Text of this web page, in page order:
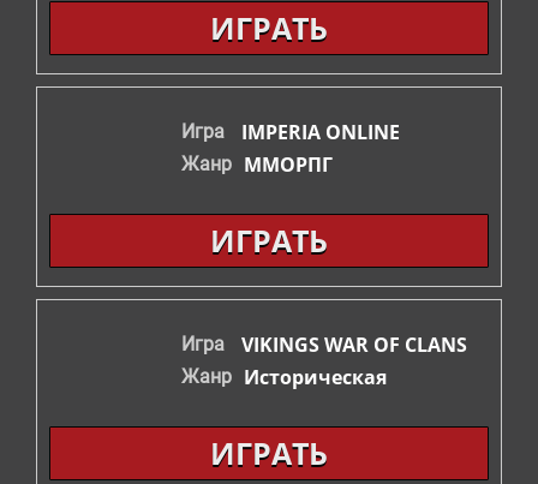
ИГРАТЬ
Игра IMPERIA ONLINE
Жанр ММОРПГ
ИГРАТЬ
Игра VIKINGS WAR OF CLANS
Жанр Историческая
ИГРАТЬ